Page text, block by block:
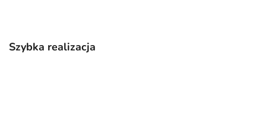
Szybka realizacja